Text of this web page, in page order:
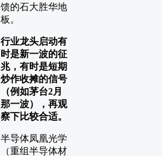
馈的石大胜华地
板。
行业龙头启动有
时是新一波的征
兆，有时是短期
炒作收摊的信号
（例如茅台2月
那一波），再观
察下比较合适。
半导体凤凰光学
（重组半导体材